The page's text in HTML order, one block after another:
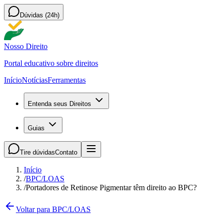
Dúvidas (24h)
Nosso Direito
Portal educativo sobre direitos
InícioNotíciasFerramentas
Entenda seus Direitos
Guias
Tire dúvidasContato
Início
/BPC/LOAS
/Portadores de Retinose Pigmentar têm direito ao BPC?
Voltar para BPC/LOAS